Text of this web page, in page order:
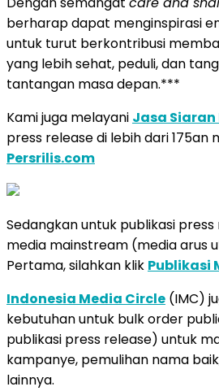
berharap dapat menginspirasi
untuk turut berkontribusi
yang lebih sehat, peduli, dan
tantangan masa depan.***
Kami juga melayani Jasa Siaran
press release di lebih dari 175an
Persrilis.com
Sedangkan untuk publikasi
media mainstream (media arus
Pertama, silahkan klik Publikasi
Indonesia Media Circle (IMC)
kebutuhan untuk bulk order
publikasi press release) untuk
kampanye, pemulihan nama
lainnya.